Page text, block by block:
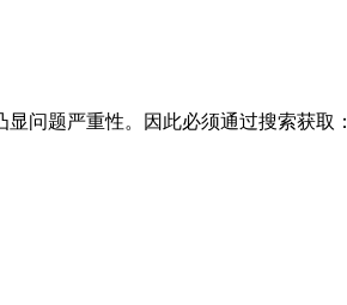
问题严重性。因此必须通过搜索获取：